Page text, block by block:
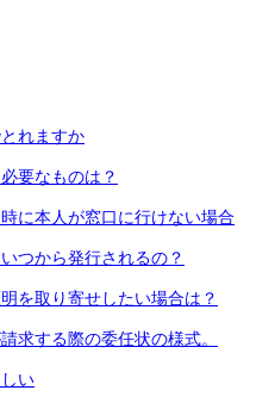
れますか
要なものは？
に本人が窓口に行けない場合
つから発行されるの？
を取り寄せしたい場合は？
求する際の委任状の様式。
い